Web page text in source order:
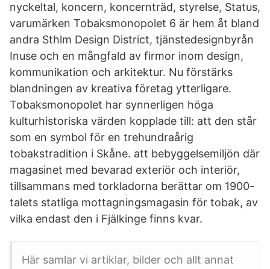
nyckeltal, koncern, koncernträd, styrelse, Status,
varumärken Tobaksmonopolet 6 är hem åt bland
andra Sthlm Design District, tjänstedesignbyrån
Inuse och en mångfald av firmor inom design,
kommunikation och arkitektur. Nu förstärks
blandningen av kreativa företag ytterligare.
Tobaksmonopolet har synnerligen höga
kulturhistoriska värden kopplade till: att den står
som en symbol för en trehundraårig
tobakstradition i Skåne. att bebyggelsemiljön där
magasinet med bevarad exteriör och interiör,
tillsammans med torkladorna berättar om 1900-
talets statliga mottagningsmagasin för tobak, av
vilka endast den i Fjälkinge finns kvar.
Här samlar vi artiklar, bilder och allt annat